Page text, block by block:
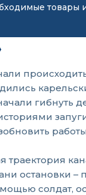
товары и
гибнуть
траектория
остановки
солдат,